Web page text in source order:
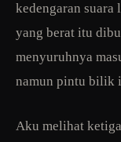
kedengaran
yang berat itu
menyuruhnya
namun pintu bilik
Aku melihat